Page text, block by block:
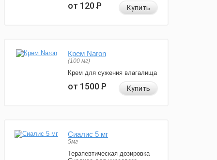
от 120Р Купить
Крем Naron
(100 мг)
Крем для сужения влагалища
от 1500Р Купить
Сиалис 5 мг
5мг
Терапевтическая дозировка